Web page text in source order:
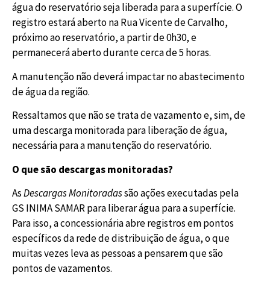
água do reservatório seja liberada para a superfície. O
registro estará aberto na Rua Vicente de Carvalho,
próximo ao reservatório, a partir de 0h30, e
permanecerá aberto durante cerca de 5 horas.
A manutenção não deverá impactar no abastecimento
de água da região.
Ressaltamos que não se trata de vazamento e, sim, de
uma descarga monitorada para liberação de água,
necessária para a manutenção do reservatório.
O que são descargas monitoradas?
AsDescargas Monitoradassão ações executadas pela
GS INIMA SAMAR para liberar água para a superfície.
Para isso, a concessionária abre registros em pontos
específicos da rede de distribuição de água, o que
muitas vezes leva as pessoas a pensarem que são
pontos de vazamentos.